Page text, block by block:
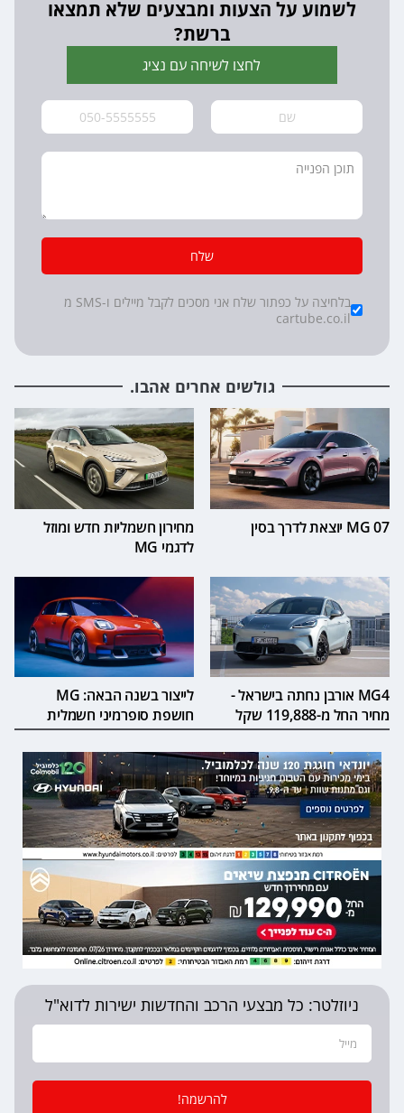
לשמוע על הצעות ומבצעים שלא תמצאו
ברשת?
לחצו לשיחה עם נציג
שלח
Checkboxes
*
בלחיצה על כפתור שלח אני מסכים לקבל מיילים ו-SMS מ
cartube.co.il
גולשים אחרים אהבו.
MG 07 יוצאת לדרך בסין
מחירון חשמליות חדש ומוזל
לדגמי MG
MG4 אורבן נחתה בישראל -
מחיר החל מ-119,888 שקל
לייצור בשנה הבאה: MG
חושפת סופרמיני חשמלית
ניוזלטר: כל מבצעי הרכב והחדשות ישירות לדוא"ל
להרשמה!